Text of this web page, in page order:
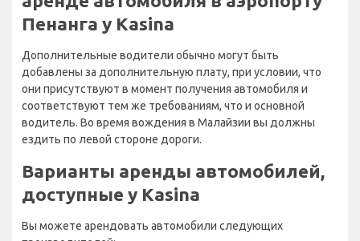
Пенанга у Kasina
Дополнительные водители обычно могут быть
добавлены за дополнительную плату, при условии, что
они присутствуют в момент получения автомобиля и
соответствуют тем же требованиям, что и основной
водитель. Во время вождения в Малайзии вы должны
ездить по левой стороне дороги.
Варианты аренды автомобилей,
доступные у Kasina
Вы можете арендовать автомобили следующих